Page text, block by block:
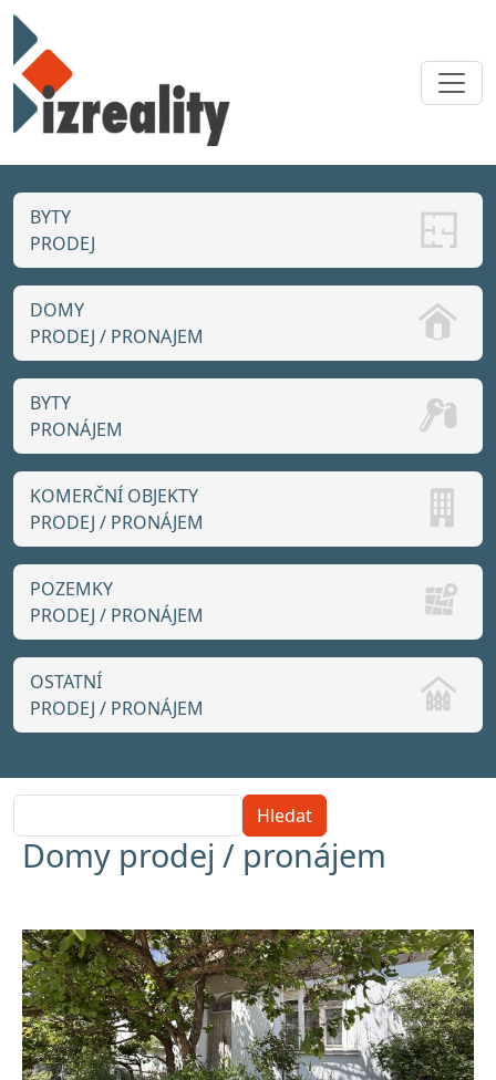
Přejít k hlavnímu obsahu
BYTY
PRODEJ
DOMY
PRODEJ / PRONAJEM
BYTY
PRONÁJEM
KOMERČNÍ OBJEKTY
PRODEJ / PRONÁJEM
POZEMKY
PRODEJ / PRONÁJEM
OSTATNÍ
PRODEJ / PRONÁJEM
Domy prodej / pronájem